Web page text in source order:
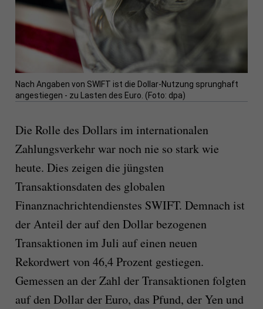
Nach Angaben von SWIFT ist die Dollar-Nutzung sprunghaft
angestiegen - zu Lasten des Euro. (Foto: dpa)
Die Rolle des Dollars im internationalen
Zahlungsverkehr war noch nie so stark wie
heute. Dies zeigen die jüngsten
Transaktionsdaten des globalen
Finanznachrichtendienstes SWIFT. Demnach ist
der Anteil der auf den Dollar bezogenen
Transaktionen im Juli auf einen neuen
Rekordwert von 46,4 Prozent gestiegen.
Gemessen an der Zahl der Transaktionen folgten
auf den Dollar der Euro, das Pfund, der Yen und